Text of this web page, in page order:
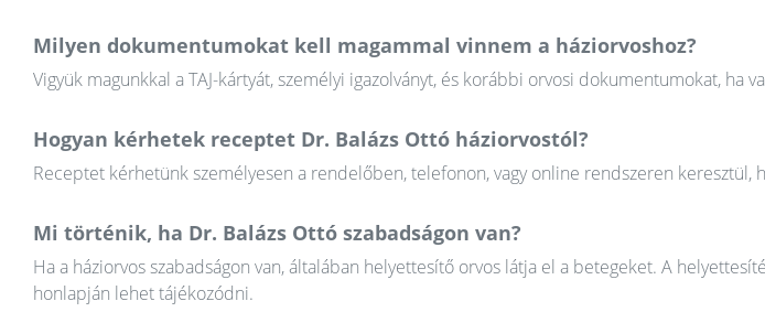
Milyen dokumentumokat kell magammal vinnem a háziorvoshoz?
Vigyük magunkkal a TAJ-kártyát, személyi igazolványt, és korábbi orvosi dokumentumokat, ha
Hogyan kérhetek receptet Dr. Balázs Ottó háziorvostól?
Receptet kérhetünk személyesen a rendelőben, telefonon, vagy online rendszeren keresztül,
Mi történik, ha Dr. Balázs Ottó szabadságon van?
Ha a háziorvos szabadságon van, általában helyettesítő orvos látja el a betegeket. A
honlapján lehet tájékozódni.